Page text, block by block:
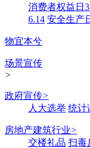
消费者权益日
6.14 安全生产
物宜本兮
场景宣传
>
政府宣传>
人大选举 统计
房地产建筑行业>
交楼礼品 扫毒